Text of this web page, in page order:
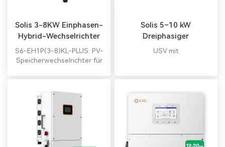
Solis 3-8KW Einphasen-
Hybrid-Wechselrichter
S6-EH1P(3-8)KL-PLUS: PV-
Speicherwechselrichter für
Parallelunterstützung bis zu
48 kW, USV- und
Generatorschnittstelle für
zuverlässige
Stromversorgung.
Solis 5–10 kW
Dreiphasiger
Energiespeicher-
USV mit